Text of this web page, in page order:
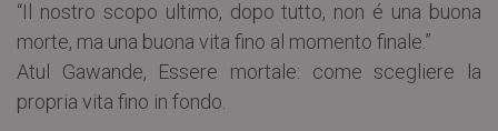
“Il nostro scopo ultimo, dopo tutto, non é una buona
morte, ma una buona vita fino al momento finale.”
Atul Gawande, Essere mortale: come scegliere la
propria vita fino in fondo.